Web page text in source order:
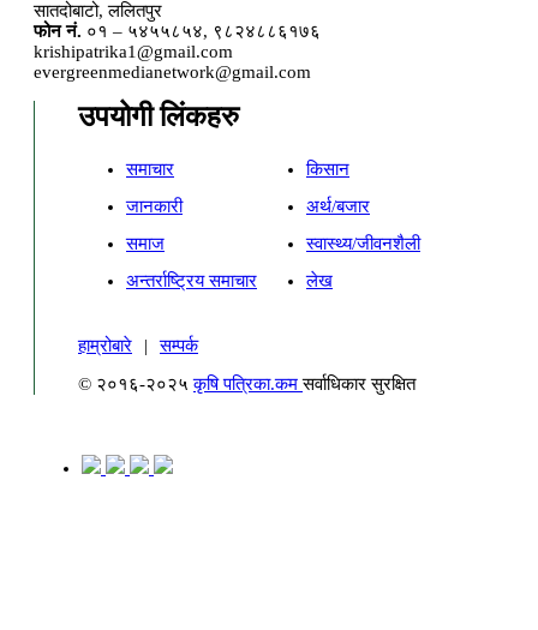
सातदोबाटो, ललितपुर
फोन नं. ०१ – ५४५५८५४, ९८२४८८६१७६
krishipatrika1@gmail.com
evergreenmedianetwork@gmail.com
उपयोगी लिंकहरु
समाचार
किसान
जानकारी
अर्थ/बजार
समाज
स्वास्थ्य/जीवनशैली
अन्तर्राष्ट्रिय समाचार
लेख
हाम्रोबारे |
सम्पर्क
© २०१६-२०२५कृषि पत्रिका.कमसर्वाधिकार सुरक्षित